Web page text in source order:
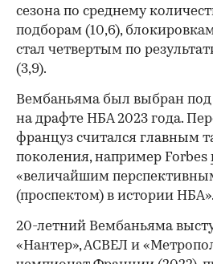
сезона по среднему
подборам (10,6),
стал четвертым по
(3,9).
Вембаньяма был выбран
на драфте НБА 2023 года.
француз считался главным
поколения, например Forbes
«величайшим
(проспектом) в истории НБА».
20-летний Вембаньяма
«Нантер», АСВЕЛ и